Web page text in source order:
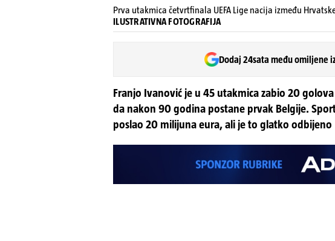
Prva utakmica četvrtfinala UEFA Lige nacija između Hrvatske
ILUSTRATIVNA FOTOGRAFIJA
Dodaj 24sata među omiljene
Franjo Ivanović je u 45 utakmica zabio 20
da nakon 90 godina postane prvak Belgije.
poslao 20 milijuna eura, ali je to glatko odbijeno